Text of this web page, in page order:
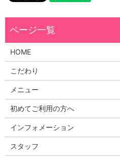
HOME
こだわり
メニュー
初めてご利用の方へ
インフォメーション
スタッフ